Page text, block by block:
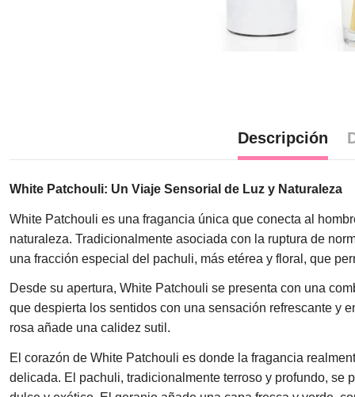
Descripción
White Patchouli: Un Viaje Sensorial de Luz y Naturaleza
White Patchouli es una fragancia única que conecta al
naturaleza. Tradicionalmente asociada con la ruptura de
una fracción especial del pachuli, más etérea y floral, que
Desde su apertura, White Patchouli se presenta con una
que despierta los sentidos con una sensación refrescante y
rosa añade una calidez sutil.
El corazón de White Patchouli es donde la fragancia
delicada. El pachuli, tradicionalmente terroso y profundo, se